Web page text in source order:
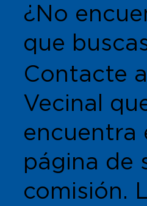
¿No
que
Contacte
Vecinal
encuentra
página de
comisión.